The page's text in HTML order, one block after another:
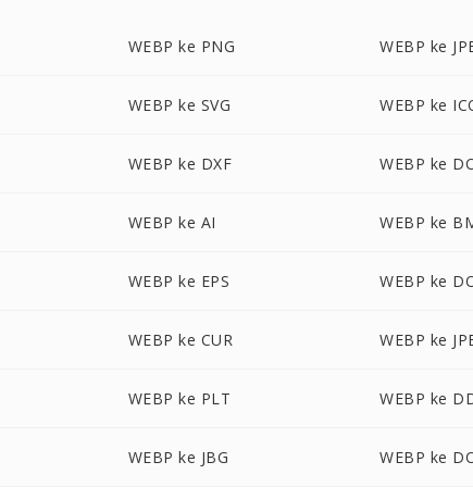
WEBP ke PNG WEBP ke
WEBP ke SVG WEBP ke
WEBP ke DXF WEBP ke
WEBP ke AI WEBP ke
WEBP ke EPS WEBP ke
WEBP ke CUR WEBP ke
WEBP ke PLT WEBP ke
WEBP ke JBG WEBP ke